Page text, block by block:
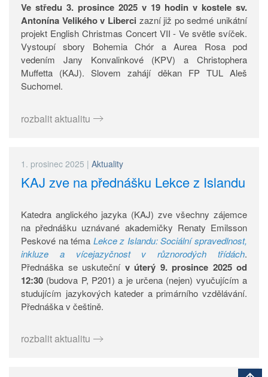
Ve středu 3. prosince 2025 v 19 hodin v kostele sv.
Antonína Velikého v Liberci zazní již po sedmé unikátní
projekt English Christmas Concert VII - Ve světle svíček.
Vystoupí sbory Bohemia Chór a Aurea Rosa pod
vedením Jany Konvalinkové (KPV) a Christophera
Muffetta (KAJ). Slovem zahájí děkan FP TUL Aleš
Suchomel.
rozbalit aktualitu
1. prosinec 2025 | Aktuality
KAJ zve na přednášku Lekce z Islandu
Katedra anglického jazyka (KAJ) zve všechny zájemce
na přednášku uznávané akademičky Renaty Emilsson
Peskové na téma Lekce z Islandu: Sociální spravedlnost,
inkluze a vícejazyčnost v různorodých třídách.
Přednáška se uskuteční v úterý 9. prosince 2025 od
12:30 (budova P, P201) a je určena (nejen) vyučujícím a
studujícím jazykových kateder a primárního vzdělávání.
Přednáška v češtině.
rozbalit aktualitu